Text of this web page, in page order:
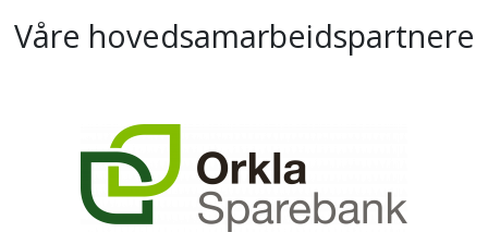
Våre hovedsamarbeidspartnere